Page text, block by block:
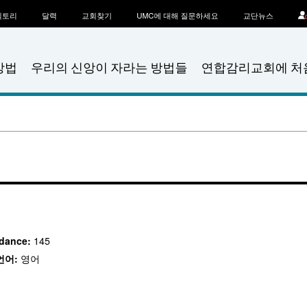
법 우리의 신앙이 자라는 방법들 연합감리교회에 처
토리 달력 교회찾기 UMC에 대해 질문하세요 교단뉴스
145
어: 영어